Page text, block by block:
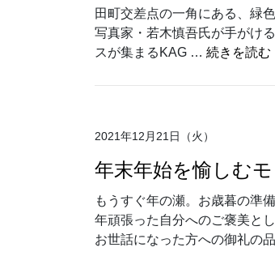
田町交差点の一角にある、緑
写真家・若木慎吾氏が手がけ
スが集まるKAG … 続きを読む
2021年12月21日（火）
年末年始を愉しむ
もうすぐ年の瀬。お歳暮の準
年頑張った自分へのご褒美と
お世話になった方への御礼の